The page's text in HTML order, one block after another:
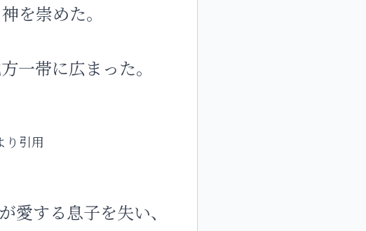
を崇めた。
一帯に広まった。
り引用
愛する息子を失い、